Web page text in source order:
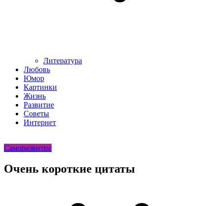
Литература
Любовь
Юмор
Картинки
Жизнь
Развитие
Советы
Интернет
Саморазвитие
Очень короткие цитаты